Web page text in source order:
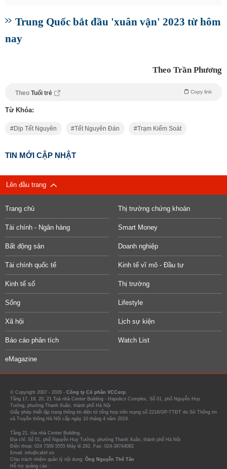
Trung Quốc bắt đầu 'xuân vận' 2023 từ hôm
nay
Theo Trần Phương
Theo Tuổi trẻ Copy link
Từ Khóa:
Dịp Tết Nguyên Tết Nguyên Đán Trạm Kiểm Soát
TIN MỚI CẬP NHẬT
Lên đầu trang
Trang chủ Thị trường chứng khoán
Tài chính - Ngân hàng Smart Money
Bất động sản Doanh nghiệp
Tài chính quốc tế Kinh tế vĩ mô - Đầu tư
Kinh tế số Thị trường
Sống Lifestyle
Xã hội Lịch sự kiện
Báo cáo phân tích Watch List
eMagazine
© Copyright 2007 - 2026 - Công ty Cổ phần VCCorp.
Tầng 17, 19, 20, 21 Toà nhà Center Building - Hapulico Complex, Số 01, phố Nguyễn Huy
Tưởng, phường Thanh Xuân, thành phố Hà Nội
Giấy phép thiết lập trang thông tin điện tử tổng hợp trên mạng số 2216/GP-TTĐT do Sở Thông tin
và Truyền thông Hà Nội cấp ngày 10 tháng 4 năm 2019.
Tầng 21, tòa nhà Center Building.
Địa chỉ: Số 01, phố Nguyễn Huy Tưởng, phường Thanh Xuân, thành phố Hà Nội
Điện thoại: 024 7309 5555 Máy lẻ 292. Fax: 024-39744082
Email: info@cafef.vn
Chịu trách nhiệm quản lý nội dung: Ông Nguyễn Thế Tân
Hỗ trợ quảng cáo :